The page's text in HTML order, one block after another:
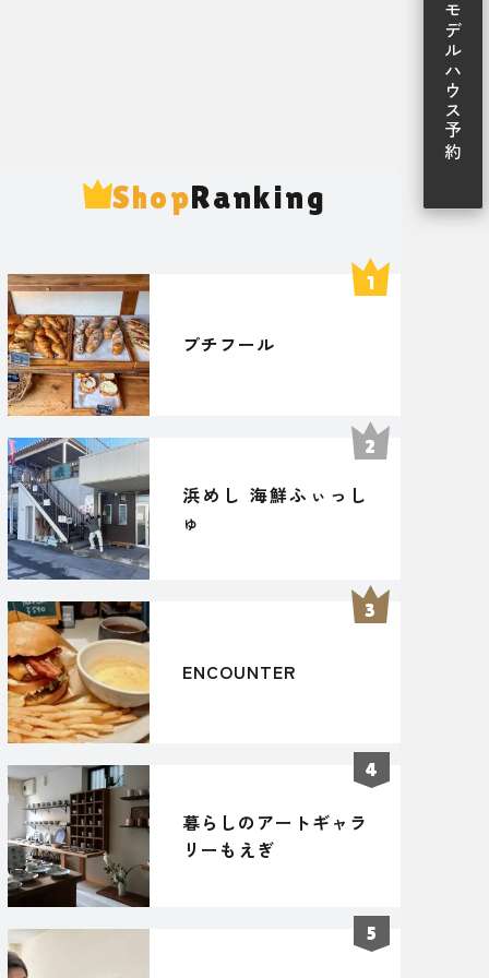
ShopRanking
プチフール
浜めし 海鮮ふぃっし
ゅ
ENCOUNTER
暮らしのアートギャラ
リーもえぎ
モデルハウス予約